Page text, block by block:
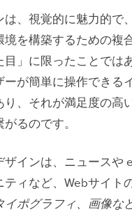
ザイン の基礎知識
ザイン の原理
ンシブ Webデザイ
ポンシブ Webデザイ
クセシビリティを
は、視覚的に魅力的で
を構築するための複
目」に限ったことでは
ーが簡単に操作できる
り、それが満足度の高
るのです。
ザインは、ニュースや
ティなど、Webサイト
イポグラフィ、画像な